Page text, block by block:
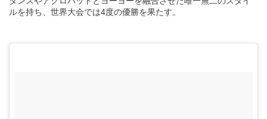
ルを持ち、世界大会では4度の優勝を果たす。